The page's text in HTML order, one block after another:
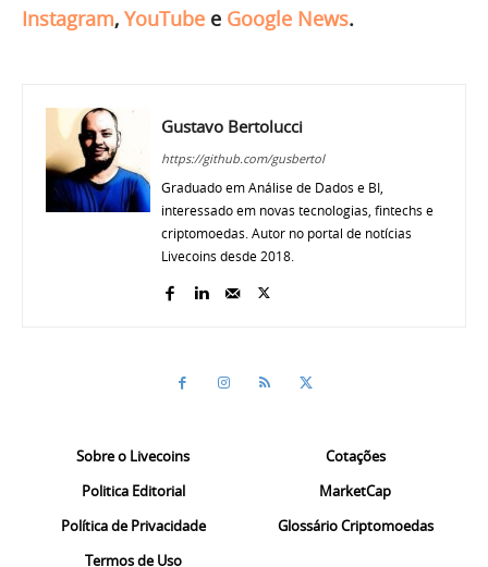
Instagram, YouTube e Google News.
Gustavo Bertolucci
https://github.com/gusbertol
Graduado em Análise de Dados e BI,
interessado em novas tecnologias, fintechs e
criptomoedas. Autor no portal de notícias
Livecoins desde 2018.
Sobre o Livecoins
Politica Editorial
Política de Privacidade
Termos de Uso
Cotações
MarketCap
Glossário Criptomoedas